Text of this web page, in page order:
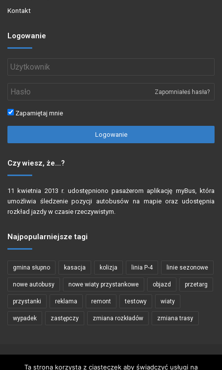
Kontakt
Logowanie
Zapomniałeś hasła?
Zapamiętaj mnie
Logowanie
Czy wiesz, że…?
11 kwietnia 2013 r. udostępniono pasażerom aplikację myBus, która
umożliwia śledzenie pozycji autobusów na mapie oraz udostępnia
rozkład jazdy w czasie rzeczywistym.
Najpopularniejsze tagi
gmina słupno kasacja kolizja linia P-4 linie sezonowe
nowe autobusy nowe wiaty przystankowe objazd przetarg
przystanki reklama remont testowy wiaty
wypadek zastępczy zmiana rozkładów zmiana trasy
Ta strona korzysta z ciasteczek aby świadczyć usługi na